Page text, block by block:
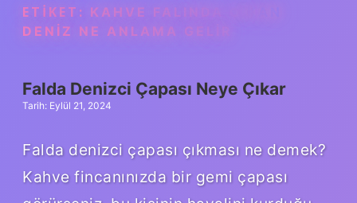
ETIKET: KAHVE FALINDA ÇIKAN
DENIZ NE ANLAMA GELIR
Falda Denizci Çapası Neye Çıkar
Tarih: Eylül 21, 2024
Falda denizci çapası çıkması ne demek?
Kahve fincanınızda bir gemi çapası